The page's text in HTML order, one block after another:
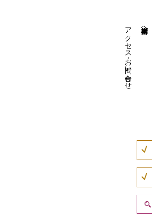
アクセス・お問い合わせ 企業内担当者様へ